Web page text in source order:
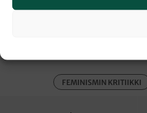
FEMINISMIN KRITIIKKI